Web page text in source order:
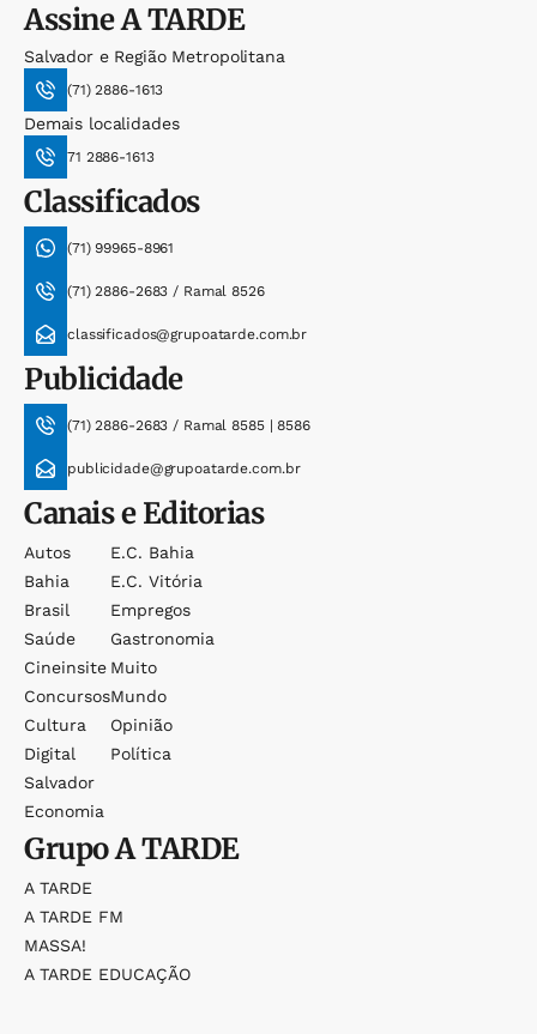
AssineA TARDE
Salvador e Região Metropolitana
(71) 2886-1613
Demais localidades
71 2886-1613
Classificados
(71) 99965-8961
(71) 2886-2683 / Ramal 8526
classificados@grupoatarde.com.br
Publicidade
(71) 2886-2683 / Ramal 8585 | 8586
publicidade@grupoatarde.com.br
Canais e Editorias
Autos
Bahia
Brasil
Saúde
Cineinsite
Concursos
Cultura
Digital
Salvador
Economia
E.c. Bahia
E.c. Vitória
Empregos
Gastronomia
Muito
Mundo
Opinião
Política
GrupoA TARDE
A TARDE
A TARDE FM
MASSA!
A TARDE EDUCAÇÃO